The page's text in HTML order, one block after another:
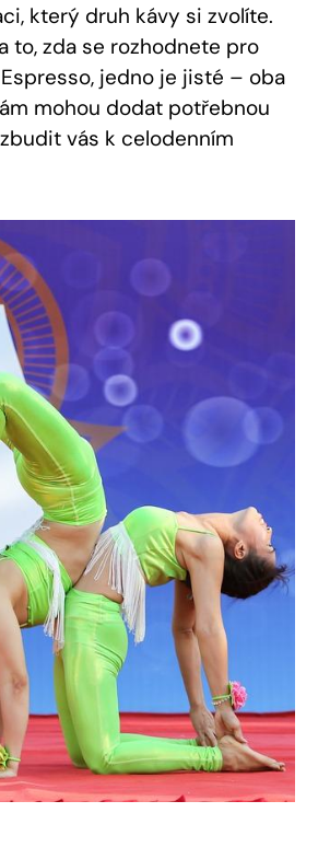
který druh kávy si zvolíte.
to, zda se rozhodnete pro
jedno je jisté – oba
mohou dodat potřebnou
vás k celodenním